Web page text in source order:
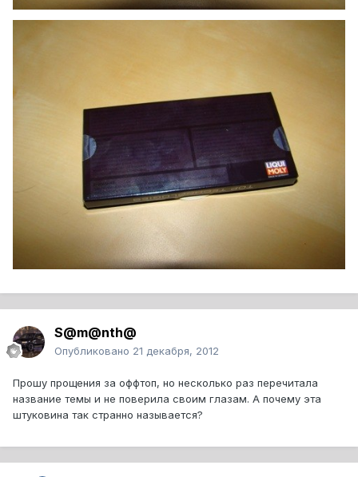
S@m@nth@
Опубликовано 21 декабря, 2012
Прошу прощения за оффтоп, но несколько раз перечитала
название темы и не поверила своим глазам. А почему эта
штуковина так странно называется?